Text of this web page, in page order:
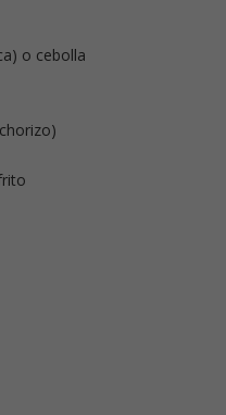
o cebolla